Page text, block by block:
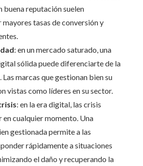
buena reputación suelen
tasas de conversión y
: en un mercado saturado, una
sólida puede diferenciarte de la
marcas que gestionan bien su
vistas como líderes en su sector.
: en la era digital, las crisis
en cualquier momento. Una
gestionada permite a las
rápidamente a situaciones
el daño y recuperando la